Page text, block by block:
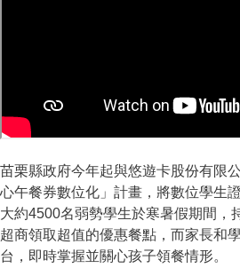
苗栗縣政府今年起與悠遊卡股份有限
心午餐券數位化」計畫，將數位學生
大約4500名弱勢學生於寒暑假期間，
超商領取超值的優惠餐點，而家長和
台，即時掌握並關心孩子領餐情形。